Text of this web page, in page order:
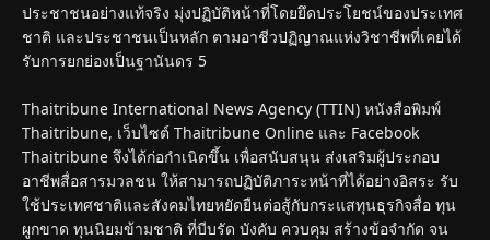
ประชาชนอย่างแท้จริง มุ่งปฏิบัติหน้าที่โดยยึดประโยชน์ของประเทศ
ชาติ และประชาชนเป็นหลัก ตามอาชีวปฏิญาณแห่งวิชาชีพที่เคยได้
รับการยกย่องเป็นฐานันดร 5
Thaitribune International News Agency (TTIN) หนังสือพิมพ์
Thaitribune, เว็บไซต์ Thaitribune Online และ Facebook
Thaitribune จึงได้ก่อกำเนิดขึ้น เพื่อสนับสนุน ส่งเสริมผู้ประกอบ
อาชีพสื่อสารมวลชน ให้สามารถปฏิบัติภาระหน้าที่ได้อย่างอิสระ รับ
ใช้ประเทศชาติและสังคมไทยหยัดยืนต่อสู้กับกระแสทุนธุรกิจสื่อ ทุน
ผูกขาด ทุนนิยมข้ามชาติ ที่บีบรัด บังคับ ควบคุม สร้างข้อจำกัด จน